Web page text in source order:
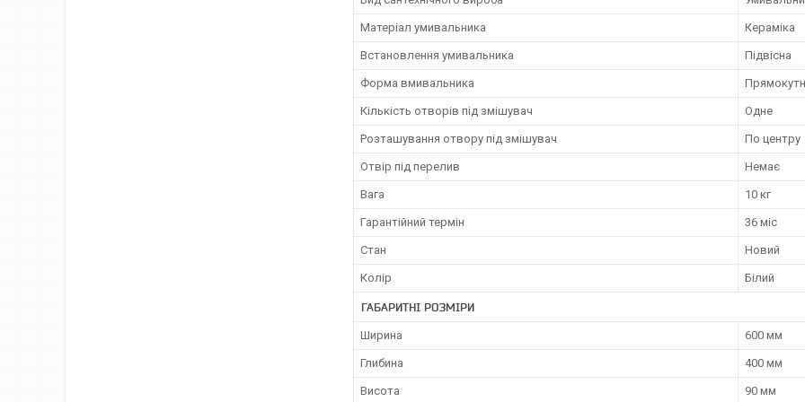
Матеріал умивальника Кераміка
Встановлення умивальника Підвісна
Форма вмивальника
Кількість отворів під змішувач Одне
Розташування отвору під змішувач По центру
Отвір під перелив Немає
Вага 10 кг
Гарантійний термін 36 міс
Стан Новий
Колір Білий
ГАБАРИТНІ РОЗМІРИ
Ширина 600 мм
Глибина 400 мм
Висота 90 мм